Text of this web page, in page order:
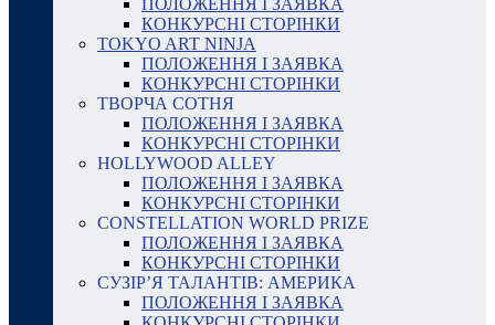
ПОЛОЖЕННЯ І ЗАЯВКА
КОНКУРСНІ СТОРІНКИ
TOKYO ART NINJA
ПОЛОЖЕННЯ І ЗАЯВКА
КОНКУРСНІ СТОРІНКИ
ТВОРЧА СОТНЯ
ПОЛОЖЕННЯ І ЗАЯВКА
КОНКУРСНІ СТОРІНКИ
HOLLYWOOD ALLEY
ПОЛОЖЕННЯ І ЗАЯВКА
КОНКУРСНІ СТОРІНКИ
CONSTELLATION WORLD PRIZE
ПОЛОЖЕННЯ І ЗАЯВКА
КОНКУРСНІ СТОРІНКИ
СУЗІР’Я ТАЛАНТІВ: АМЕРИКА
ПОЛОЖЕННЯ І ЗАЯВКА